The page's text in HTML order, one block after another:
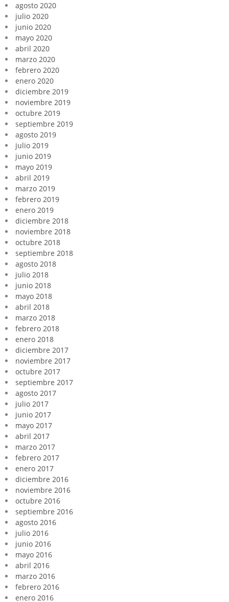
agosto 2020
julio 2020
junio 2020
mayo 2020
abril 2020
marzo 2020
febrero 2020
enero 2020
diciembre 2019
noviembre 2019
octubre 2019
septiembre 2019
agosto 2019
julio 2019
junio 2019
mayo 2019
abril 2019
marzo 2019
febrero 2019
enero 2019
diciembre 2018
noviembre 2018
octubre 2018
septiembre 2018
agosto 2018
julio 2018
junio 2018
mayo 2018
abril 2018
marzo 2018
febrero 2018
enero 2018
diciembre 2017
noviembre 2017
octubre 2017
septiembre 2017
agosto 2017
julio 2017
junio 2017
mayo 2017
abril 2017
marzo 2017
febrero 2017
enero 2017
diciembre 2016
noviembre 2016
octubre 2016
septiembre 2016
agosto 2016
julio 2016
junio 2016
mayo 2016
abril 2016
marzo 2016
febrero 2016
enero 2016